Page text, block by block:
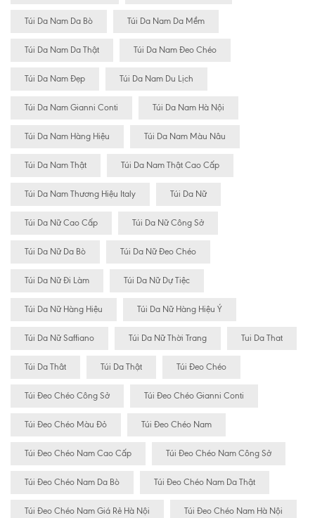
Túi Da Nam Da Bò Túi Da Nam Da Mềm
Túi Da Nam Da Thật Túi Da Nam Đeo Chéo
Túi Da Nam Đẹp Túi Da Nam Du Lịch
Túi Da Nam Gianni Conti Túi Da Nam Hà Nội
Túi Da Nam Hàng Hiệu Túi Da Nam Màu Nâu
Túi Da Nam Thật Túi Da Nam Thật Cao Cấp
Túi Da Nam Thương Hiệu Italy Túi Da Nữ
Túi Da Nữ Cao Cấp Túi Da Nữ Công Sở
Túi Da Nữ Da Bò Túi Da Nữ Đeo Chéo
Túi Da Nữ Đi Làm Túi Da Nữ Dự Tiệc
Túi Da Nữ Hàng Hiệu Túi Da Nữ Hàng Hiệu Ý
Túi Da Nữ Saffiano Túi Da Nữ Thời Trang Tui Da That
Túi Da Thât Túi Da Thật Túi Đeo Chéo
Túi Đeo Chéo Công Sở Túi Đeo Chéo Gianni Conti
Túi Đeo Chéo Màu Đỏ Túi Đeo Chéo Nam
Túi Đeo Chéo Nam Cao Cấp Túi Đeo Chéo Nam Công Sở
Túi Đeo Chéo Nam Da Bò Túi Đeo Chéo Nam Da Thật
Túi Đeo Chéo Nam Giá Rẻ Hà Nội Túi Đeo Chéo Nam Hà Nội